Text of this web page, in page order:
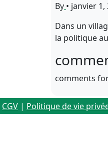
By • janvier 1,
Dans un
la politique
comments
CGV | Politique de vie